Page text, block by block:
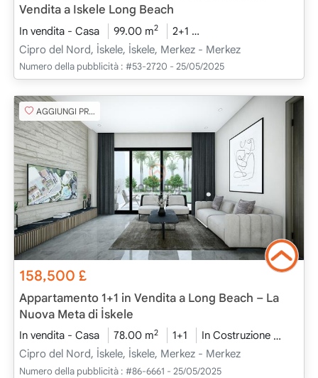
Vendita a Iskele Long Beach
In vendita - Casa 99.00 m2 2+1
Cipro del Nord, İskele, İskele, Merkez - Merkez
Numero della pubblicità : #53-2720 - 25/05/2025
AGGIUNGI PREFERITO
158,500£
Appartamento 1+1 in Vendita a Long Beach – La
Nuova Meta di İskele
In vendita - Casa 78.00 m2 1+1 In Costruzione
Cipro del Nord, İskele, İskele, Merkez - Merkez
Numero della pubblicità : #86-6661 - 25/05/2025